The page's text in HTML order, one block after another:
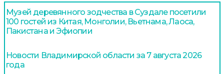
Музей деревянного зодчества в Суздале посетили
100 гостей из Китая, Монголии, Вьетнама, Лаоса,
Пакистана и Эфиопии
Новости Владимирской области за 7 августа 2026
года